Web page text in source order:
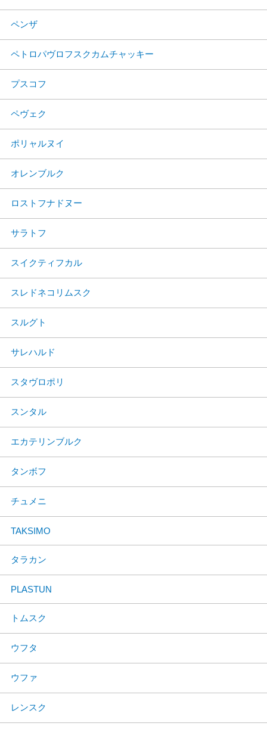
ペンザ
ペトロパヴロフスクカムチャッキー
プスコフ
ペヴェク
ポリャルヌイ
オレンブルク
ロストフナドヌー
サラトフ
スイクティフカル
スレドネコリムスク
スルグト
サレハルド
スタヴロポリ
スンタル
エカテリンブルク
タンボフ
チュメニ
TAKSIMO
タラカン
PLASTUN
トムスク
ウフタ
ウファ
レンスク